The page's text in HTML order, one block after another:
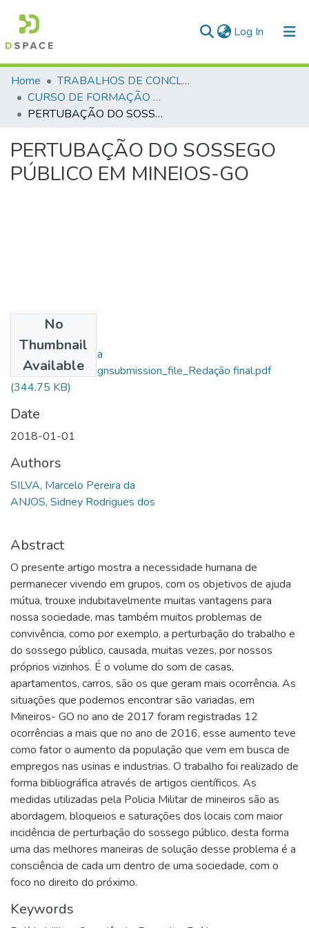
Log In (current)
Communities & Collections
All of DSpace
Home
TRABALHOS DE CONCLUSÃO DE CURSO - CFP (CURSO DE FORMAÇÃO DE PRAÇAS)
CURSO DE FORMAÇÃO DE PRAÇAS - CFP - 2018
PERTUBAÇÃO DO SOSSEGO PÚBLICO EM MINEIOS-GO
PERTUBAÇÃO DO SOSSEGO
PÚBLICO EM MINEIOS-GO
No
Thumbnail
Available
Marcelo Pereira Da
Silva_13373_assignsubmission_file_Redação final.pdf
(344.75 KB)
Date
2018-01-01
Authors
SILVA, Marcelo Pereira da
ANJOS, Sidney Rodrigues dos
Abstract
O presente artigo mostra a necessidade humana de
permanecer vivendo em grupos, com os objetivos de ajuda
mútua, trouxe indubitavelmente muitas vantagens para
nossa sociedade, mas também muitos problemas de
convivência, como por exemplo, a perturbação do trabalho e
do sossego público, causada, muitas vezes, por nossos
próprios vizinhos. É o volume do som de casas,
apartamentos, carros, são os que geram mais ocorrência. As
situações que podemos encontrar são variadas, em
Mineiros- GO no ano de 2017 foram registradas 12
ocorrências a mais que no ano de 2016, esse aumento teve
como fator o aumento da população que vem em busca de
empregos nas usinas e industrias. O trabalho foi realizado de
forma bibliográfica através de artigos científicos. As
medidas utilizadas pela Policia Militar de mineiros são as
abordagem, bloqueios e saturações dos locais com maior
incidência de perturbação do sossego público, desta forma
uma das melhores maneiras de solução desse problema é a
consciência de cada um dentro de uma sociedade, com o
foco no direito do próximo.
Keywords